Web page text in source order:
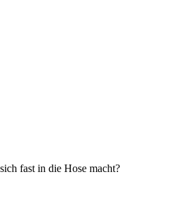
fast in die Hose macht?